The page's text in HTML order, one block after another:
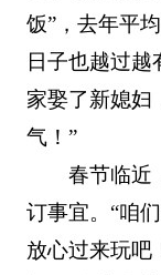
饭”，去年平
日子也越过越
家娶了新媳妇
气！”
春节临近
订事宜。“咱
放心过来玩吧